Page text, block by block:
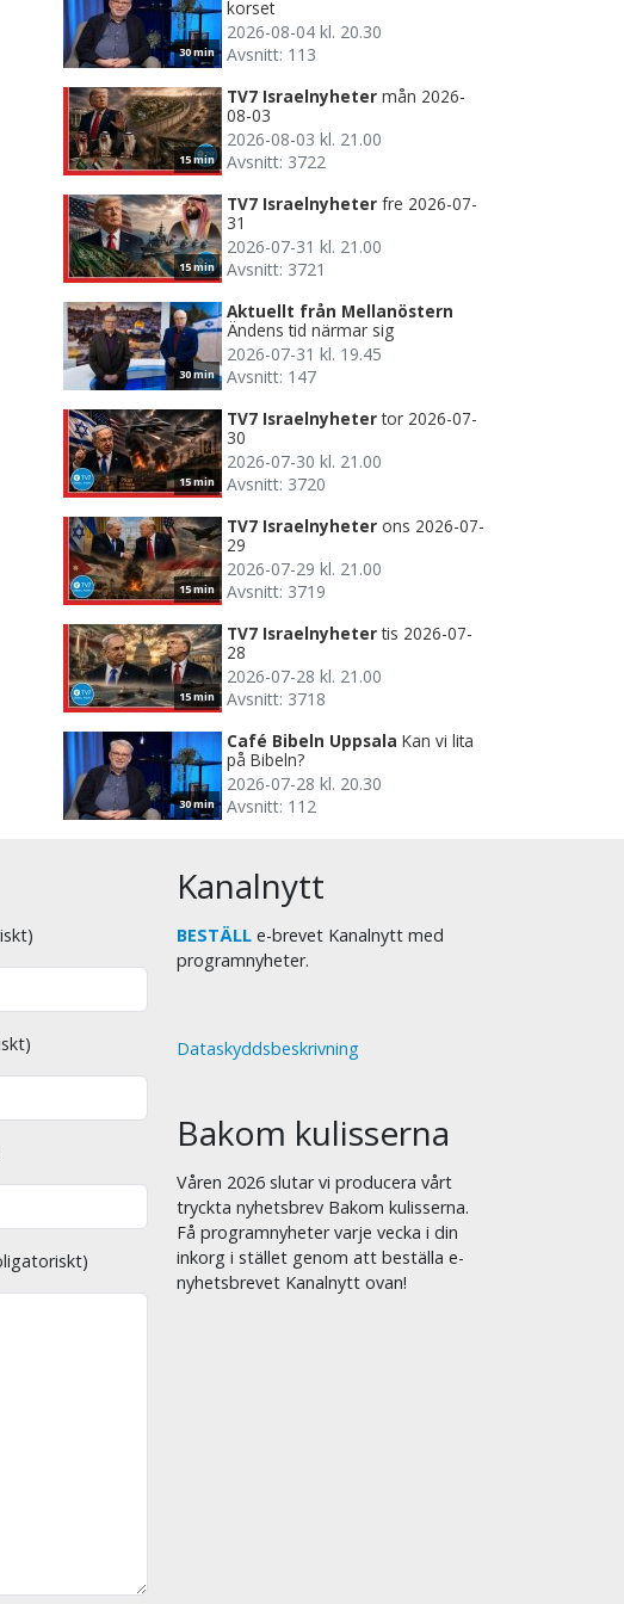
30 min
korset
2026-08-04 kl. 20.30
Avsnitt: 113
15 min
TV7 Israelnyheter mån 2026-
08-03
2026-08-03 kl. 21.00
Avsnitt: 3722
15 min
TV7 Israelnyheter fre 2026-07-
31
2026-07-31 kl. 21.00
Avsnitt: 3721
30 min
Aktuellt från Mellanöstern
Ändens tid närmar sig
2026-07-31 kl. 19.45
Avsnitt: 147
15 min
TV7 Israelnyheter tor 2026-07-
30
2026-07-30 kl. 21.00
Avsnitt: 3720
15 min
TV7 Israelnyheter ons 2026-07-
29
2026-07-29 kl. 21.00
Avsnitt: 3719
15 min
TV7 Israelnyheter tis 2026-07-
28
2026-07-28 kl. 21.00
Avsnitt: 3718
30 min
Café Bibeln Uppsala Kan vi lita
på Bibeln?
2026-07-28 kl. 20.30
Avsnitt: 112
Kanalnytt
BESTÄLL e-brevet Kanalnytt med
programnyheter.
Dataskyddsbeskrivning
Bakom kulisserna
Våren 2026 slutar vi producera vårt
tryckta nyhetsbrev Bakom kulisserna.
Få programnyheter varje vecka i din
inkorg i stället genom att beställa e-
nyhetsbrevet Kanalnytt ovan!